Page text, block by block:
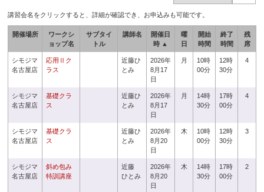
講習会名をクリックすると、詳細が確認でき、お申込みも可能です。
開催場所
ワークシ
ョップ名
サブタイ
トル
講師名
開催日
時 ▲
曜
日
開始
時間
終了
時間
残
席
シモジマ
名古屋店
応用Ⅱク
ラス
近藤ひ
とみ
2026年
8月17
日
月
10時
00分
12時
30分
4
シモジマ
名古屋店
基礎クラ
ス
近藤ひ
とみ
2026年
8月17
日
月
14時
30分
17時
00分
4
シモジマ
名古屋店
基礎クラ
ス
近藤ひ
とみ
2026年
8月20
日
木
10時
00分
12時
30分
3
シモジマ
名古屋店
斜め包み
特訓講座
近藤
ひとみ
2026年
8月20
日
木
14時
30分
17時
00分
2